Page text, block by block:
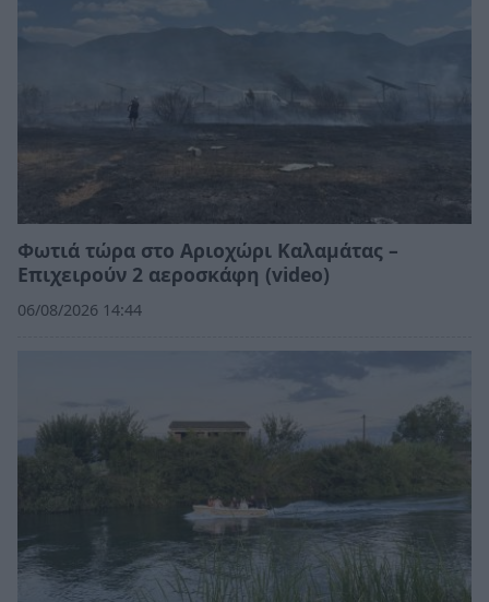
Φωτιά τώρα στο Αριοχώρι Καλαμάτας –
Επιχειρούν 2 αεροσκάφη (video)
06/08/2026 14:44